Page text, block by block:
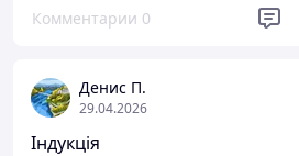
Нет
Комментарии 0
Денис П.
29.04.2026
Індукція